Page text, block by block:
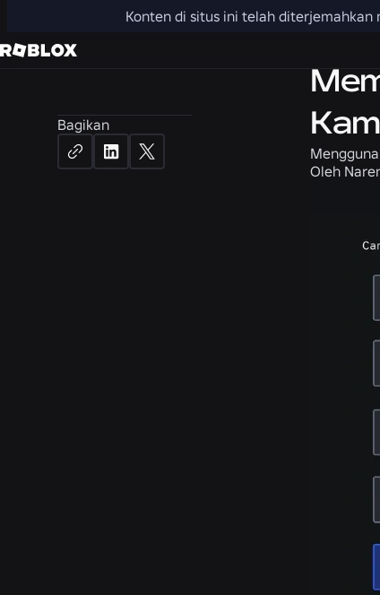
Konten di situs ini telah diterjemahkan
Bagikan
Teknik
Oleh